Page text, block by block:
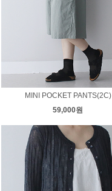
MINI POCKET PANTS(2C)
59,000원